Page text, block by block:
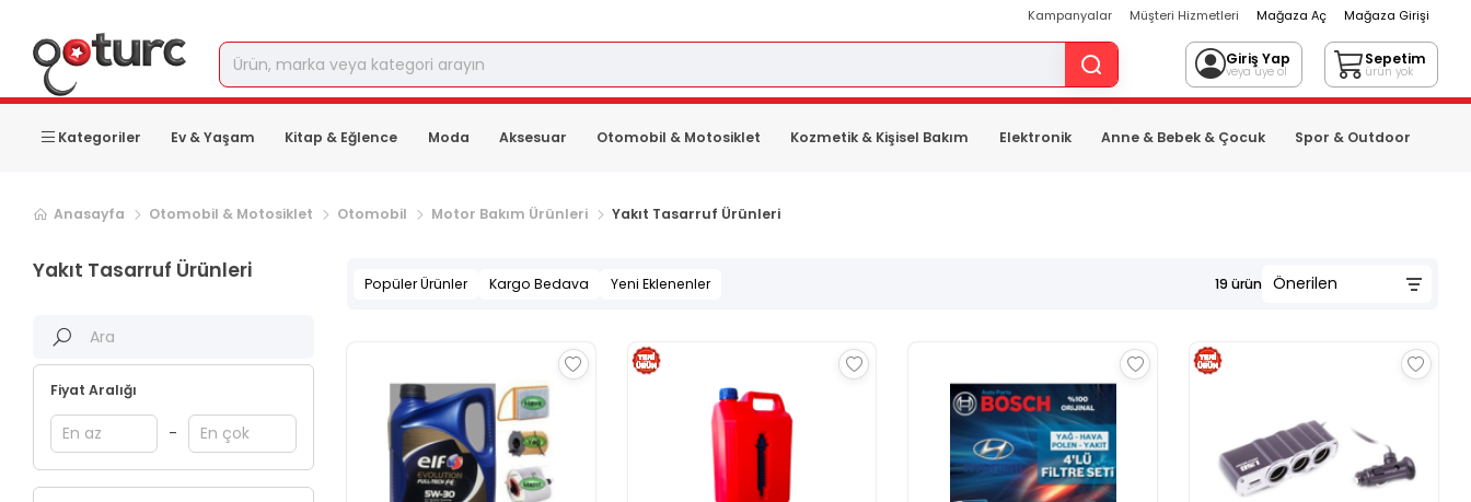
Kampanyalar Müşteri Hizmetleri Mağaza Aç Mağaza Girişi
Giriş Yap
veya üye ol
Sepetim
ürün yok
Kategoriler Ev & Yaşam Kitap & Eğlence Moda Aksesuar Otomobil & Motosiklet Kozmetik & Kişisel Bakım Elektronik Anne & Bebek & Çocuk Spor & Outdoor
Anasayfa Otomobil & Motosiklet Otomobil Motor Bakım Ürünleri Yakıt Tasarruf Ürünleri
Yakıt Tasarruf Ürünleri
Fiyat Aralığı
-
Popüler Ürünler Kargo Bedava Yeni Eklenenler 19 ürün